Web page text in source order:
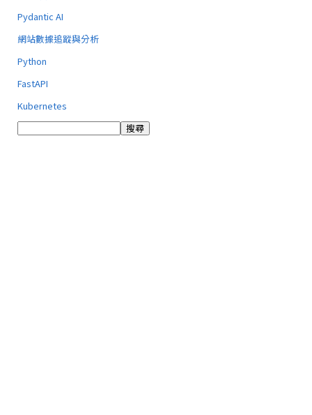
Pydantic AI
網站數據追蹤與分析
Python
FastAPI
Kubernetes